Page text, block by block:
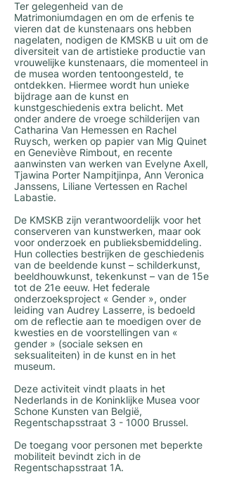
Ter gelegenheid van de
Matrimoniumdagen en om de erfenis te
vieren dat de kunstenaars ons hebben
nagelaten, nodigen de KMSKB u uit om de
diversiteit van de artistieke productie van
vrouwelijke kunstenaars, die momenteel in
de musea worden tentoongesteld, te
ontdekken. Hiermee wordt hun unieke
bijdrage aan de kunst en
kunstgeschiedenis extra belicht. Met
onder andere de vroege schilderijen van
Catharina Van Hemessen en Rachel
Ruysch, werken op papier van Mig Quinet
en Geneviève Rimbout, en recente
aanwinsten van werken van Evelyne Axell,
Tjawina Porter Nampitjinpa, Ann Veronica
Janssens, Liliane Vertessen en Rachel
Labastie.
De KMSKB zijn verantwoordelijk voor het
conserveren van kunstwerken, maar ook
voor onderzoek en publieksbemiddeling.
Hun collecties bestrijken de geschiedenis
van de beeldende kunst – schilderkunst,
beeldhouwkunst, tekenkunst – van de 15e
tot de 21e eeuw. Het federale
onderzoeksproject « Gender », onder
leiding van Audrey Lasserre, is bedoeld
om de reflectie aan te moedigen over de
kwesties en de voorstellingen van «
gender » (sociale seksen en
seksualiteiten) in de kunst en in het
museum.
Deze activiteit vindt plaats in het
Nederlands in de Koninklijke Musea voor
Schone Kunsten van België,
Regentschapsstraat 3 - 1000 Brussel.
De toegang voor personen met beperkte
mobiliteit bevindt zich in de
Regentschapsstraat 1A.